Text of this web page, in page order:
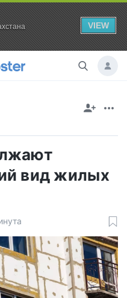
VIEW
вид жилых